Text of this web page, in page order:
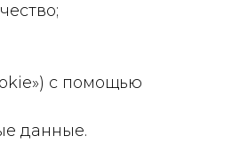
с помощью
данные.